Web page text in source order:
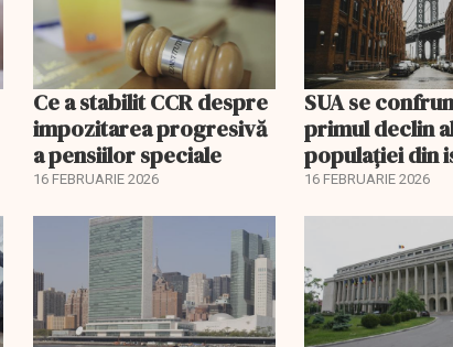
Ce a stabilit CCR despre
impozitarea progresivă
a pensiilor speciale
16 FEBRUARIE 2026
SUA se
primul declin
populației din
16 FEBRUARIE 2026